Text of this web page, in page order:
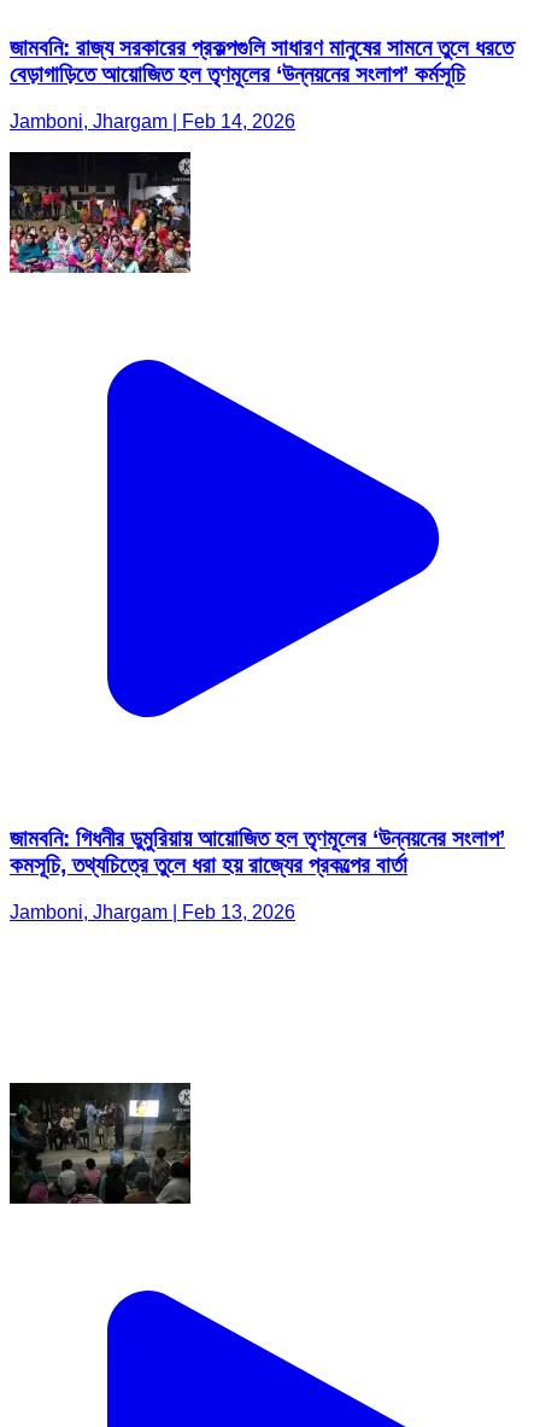
জামবনি: রাজ্য সরকারের প্রকল্পগুলি সাধারণ মানুষের সামনে তুলে ধরতে
বেড়াগাড়িতে আয়োজিত হল তৃণমূলের ‘উন্নয়নের সংলাপ’ কর্মসূচি
Jamboni, Jhargam | Feb 14, 2026
জামবনি: গিধনীর ডুমুরিয়ায় আয়োজিত হল তৃণমূলের ‘উন্নয়নের সংলাপ’
কমসূচি, তথ্যচিত্রে তুলে ধরা হয় রাজ্যের প্রকল্পের বার্তা
Jamboni, Jhargam | Feb 13, 2026